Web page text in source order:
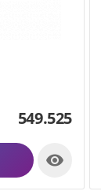
549.525
